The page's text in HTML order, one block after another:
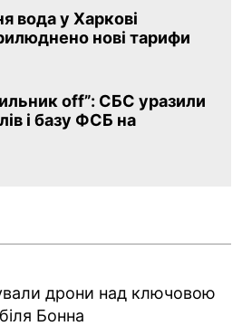
вода у Харкові
нові тарифи
off”: СБС уразили
і базу ФСБ на
дрони над ключовою
Бонна